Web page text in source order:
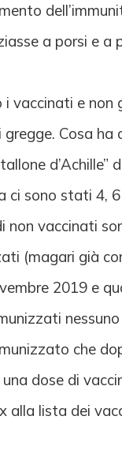
a porsi e
i vaccinati e
gregge. Cosa
ci sono stati 4,
non vaccinati
(magari già
2019 e
che
dose di
alla lista dei